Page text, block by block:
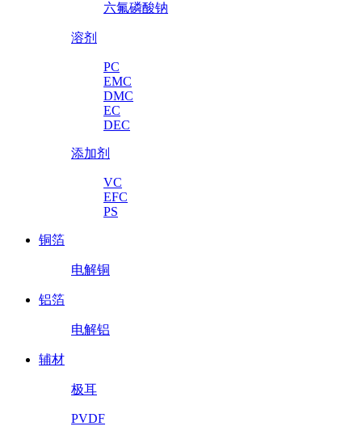
六氟磷酸钠
溶剂
PC
EMC
DMC
EC
DEC
添加剂
VC
EFC
PS
铜箔
电解铜
铝箔
电解铝
辅材
极耳
PVDF